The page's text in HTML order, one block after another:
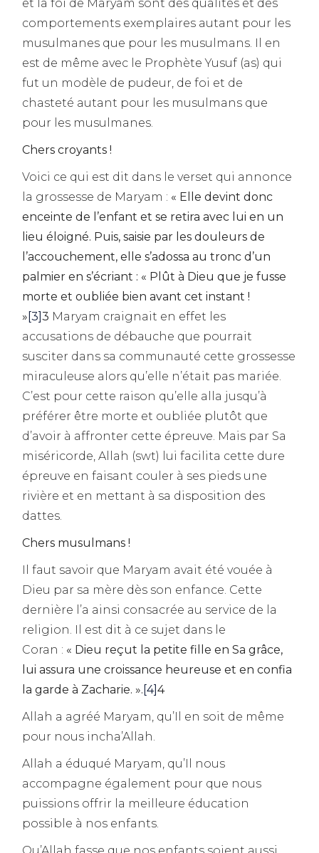
et la foi de Maryam sont des qualités et des
comportements exemplaires autant pour les
musulmanes que pour les musulmans. Il en
est de même avec le Prophète Yusuf (as) qui
fut un modèle de pudeur, de foi et de
chasteté autant pour les musulmans que
pour les musulmanes.
Chers croyants !
Voici ce qui est dit dans le verset qui annonce
la grossesse de Maryam : « Elle devint donc
enceinte de l’enfant et se retira avec lui en un
lieu éloigné. Puis, saisie par les douleurs de
l’accouchement, elle s’adossa au tronc d’un
palmier en s’écriant : « Plût à Dieu que je fusse
morte et oubliée bien avant cet instant !
» [3]3 Maryam craignait en effet les
accusations de débauche que pourrait
susciter dans sa communauté cette grossesse
miraculeuse alors qu’elle n’était pas mariée.
C’est pour cette raison qu’elle alla jusqu’à
préférer être morte et oubliée plutôt que
d’avoir à affronter cette épreuve. Mais par Sa
miséricorde, Allah (swt) lui facilita cette dure
épreuve en faisant couler à ses pieds une
rivière et en mettant à sa disposition des
dattes.
Chers musulmans !
Il faut savoir que Maryam avait été vouée à
Dieu par sa mère dès son enfance. Cette
dernière l’a ainsi consacrée au service de la
religion. Il est dit à ce sujet dans le
Coran : « Dieu reçut la petite fille en Sa grâce,
lui assura une croissance heureuse et en confia
la garde à Zacharie. ». [4]4
Allah a agréé Maryam, qu’Il en soit de même
pour nous incha’Allah.
Allah a éduqué Maryam, qu’Il nous
accompagne également pour que nous
puissions offrir la meilleure éducation
possible à nos enfants.